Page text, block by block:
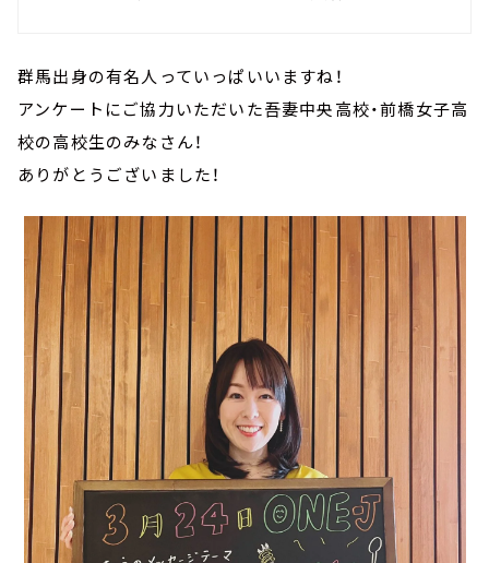
群馬出身の有名人っていっぱいいますね！
アンケートにご協力いただいた吾妻中央高校・前橋女子高
校の高校生のみなさん！
ありがとうございました！